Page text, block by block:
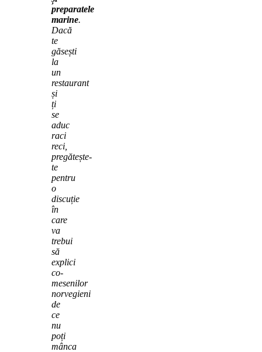
preparatele
marine.
Dacă
te
găsești
la
un
restaurant
și
ți
se
aduc
raci
reci,
pregătește-
te
pentru
o
discuție
în
care
va
trebui
să
explici
co-
mesenilor
norvegieni
de
ce
nu
poți
mânca